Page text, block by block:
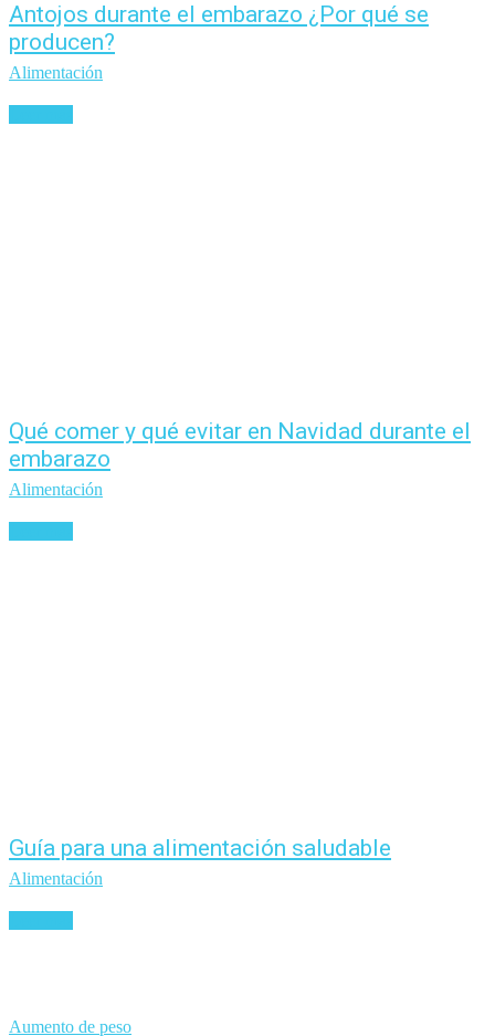
Antojos durante el embarazo ¿Por qué se
producen?
Alimentación
Qué comer y qué evitar en Navidad durante el
embarazo
Alimentación
Guía para una alimentación saludable
Alimentación
Aumento de peso